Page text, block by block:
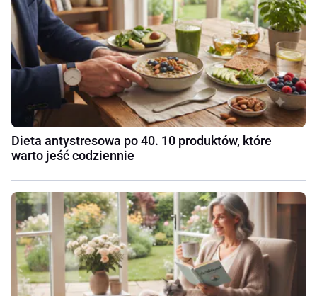
Dieta antystresowa po 40. 10 produktów, które
warto jeść codziennie